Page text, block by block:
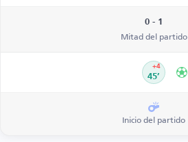
0 - 1
Mitad del partido
45’
+4
Inicio del partido